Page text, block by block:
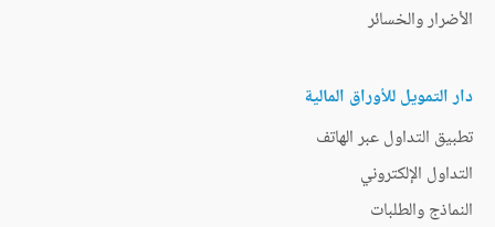
الأضرار والخسائر
دار التمويل للأوراق المالية
تطبيق التداول عبر الهاتف
التداول الإلكتروني
النماذج والطلبات